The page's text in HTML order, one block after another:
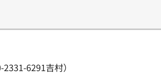
6291吉村）